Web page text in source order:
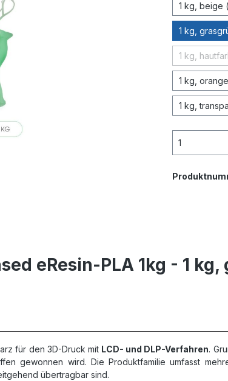
1 kg, beige
1 kg,
1 kg,
1 kg,
1 kg,
eResin-PLA 1kg - 1
für den 3D-Druck mit LCD- und DLP-Verfahren.
gewonnen wird. Die Produktfamilie umfasst
übertragbar sind.